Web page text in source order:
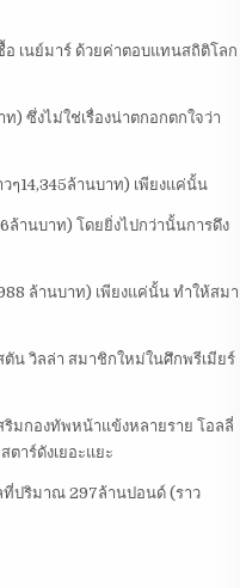
เนย์มาร์ ด้วยค่าตอบแทนสถิติโลก
) ซึ่งไม่ใช่เรื่องน่าตกอกตกใจว่า
ๆ14,345ล้านบาท) เพียงแค่นั้น
านบาท) โดยยิ่งไปกว่านั้นการดึง
ล้านบาท) เพียงแค่นั้น ทำให้สมา
น วิลล่า สมาชิกใหม่ในศึกพรีเมียร์
มกองทัพหน้าแข้งหลายราย โอลลี่
าร์ดังเยอะแยะ
ที่ปริมาณ 297ล้านปอนด์ (ราว